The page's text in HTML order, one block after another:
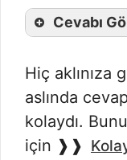
Cevabı
Hiç aklınıza
aslında
kolaydı.
için ❱❱